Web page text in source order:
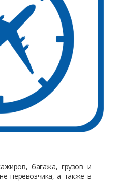
багажа, грузов и
перевозчика, а также в